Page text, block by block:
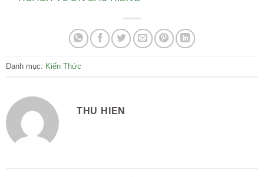
Danh mục: Kiến Thức
THU HIEN